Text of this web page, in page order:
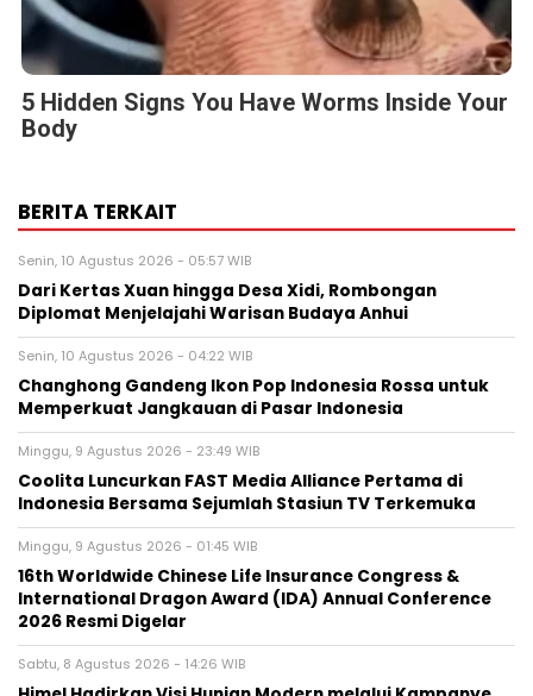
5 Hidden Signs You Have Worms Inside Your
Body
BERITA TERKAIT
Senin, 10 Agustus 2026 - 05:57 WIB
Dari Kertas Xuan hingga Desa Xidi, Rombongan
Diplomat Menjelajahi Warisan Budaya Anhui
Senin, 10 Agustus 2026 - 04:22 WIB
Changhong Gandeng Ikon Pop Indonesia Rossa untuk
Memperkuat Jangkauan di Pasar Indonesia
Minggu, 9 Agustus 2026 - 23:49 WIB
Coolita Luncurkan FAST Media Alliance Pertama di
Indonesia Bersama Sejumlah Stasiun TV Terkemuka
Minggu, 9 Agustus 2026 - 01:45 WIB
16th Worldwide Chinese Life Insurance Congress &
International Dragon Award (IDA) Annual Conference
2026 Resmi Digelar
Sabtu, 8 Agustus 2026 - 14:26 WIB